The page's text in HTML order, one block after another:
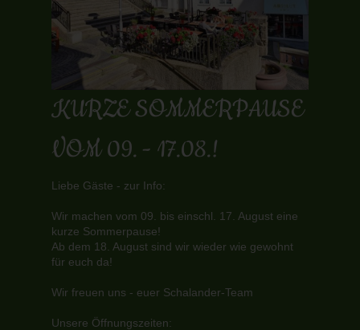
KURZE SOMMERPAUSE
VOM 09. - 17.08.!
Liebe Gäste - zur Info:
Wir machen vom 09. bis einschl. 17. August eine
kurze Sommerpause!
Ab dem 18. August sind wir wieder wie gewohnt
für euch da!
Wir freuen uns - euer Schalander-Team
Unsere Öffnungszeiten: